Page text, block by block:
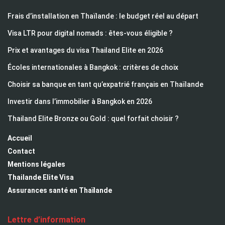
Frais d’installation en Thaïlande : le budget réel au départ
Visa LTR pour digital nomads : êtes-vous éligible ?
Prix et avantages du visa Thailand Elite en 2026
Écoles internationales à Bangkok : critères de choix
Choisir sa banque en tant qu’expatrié français en Thaïlande
Investir dans l’immobilier à Bangkok en 2026
Thailand Elite Bronze ou Gold : quel forfait choisir ?
Accueil
Contact
Mentions légales
Thailande Elite Visa
Assurances santé en Thaïlande
Lettre d’information